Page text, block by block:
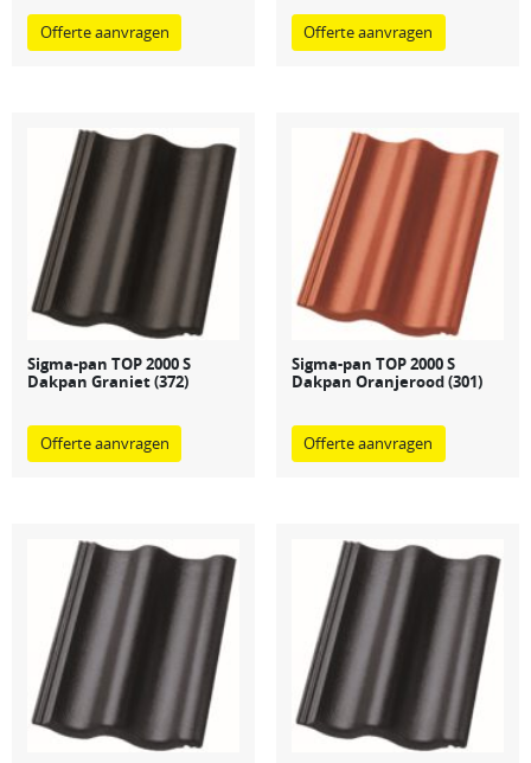
Offerte aanvragen Offerte aanvragen
Sigma-pan TOP 2000 S
Dakpan Graniet (372)
Offerte aanvragen
Sigma-pan TOP 2000 S
Dakpan Oranjerood (301)
Offerte aanvragen